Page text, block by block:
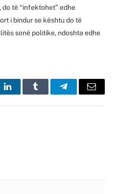
të “infektohet” edhe
i bindur se kështu do të
sonë politike, ndoshta edhe
LinkedInTumblr TelegramEmail